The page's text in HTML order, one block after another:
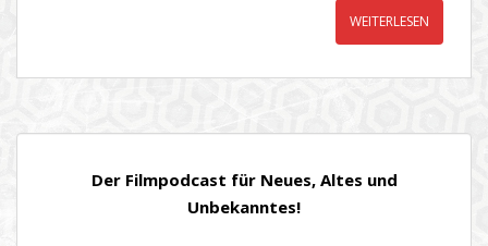
WEITERLESEN
Der Filmpodcast für Neues, Altes und
Unbekanntes!